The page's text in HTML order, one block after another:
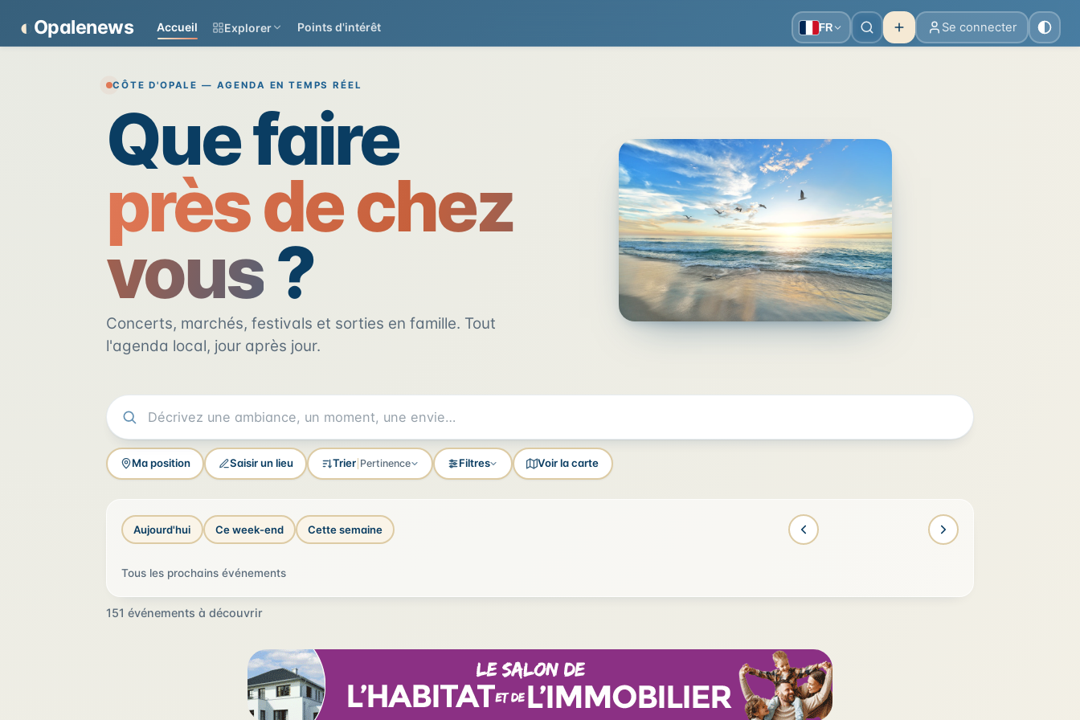
◐ Opalenews Accueil Explorer Points d'intérêt FR Se connecter
Opalenews — Événements de la Côte d'Opale
CÔTE D'OPALE — AGENDA EN TEMPS RÉEL
Que faire
près de chez
vous?
Concerts, marchés, festivals et sorties en famille. Tout
l'agenda local, jour après jour.
Ma position Saisir un lieu Trier Pertinence Filtres Voir la carte
Aujourd'hui Ce week-end Cette semaine
Tous les prochains événements
151 événements à découvrir